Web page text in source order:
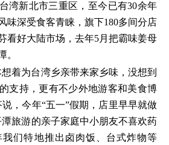
湾新北市三重区，至今已有30余年
味深受食客青睐，旗下180多间分店
看好大陆市场，去年5月把霸味姜母
。
着为台湾乡亲带来家乡味，没想到
支持，更有不少外地游客和美食博
，今年“五一”假期，店里早早就做
旅游的亲子家庭中小朋友不喜欢药
们特地推出卤肉饭、台式炸物等